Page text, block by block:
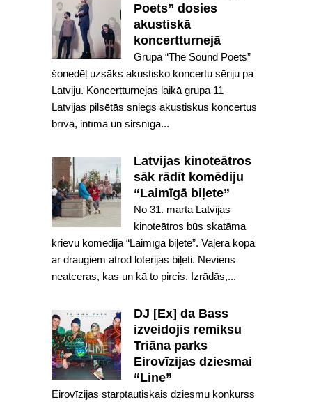
Poets” dosies
akustiskā
koncertturnejā
Grupa “The Sound Poets”
šonedēļ uzsāks akustisko koncertu sēriju pa
Latviju. Koncertturnejas laikā grupa 11
Latvijas pilsētās sniegs akustiskus koncertus
brīvā, intīmā un sirsnīgā...
Latvijas kinoteātros
sāk rādīt komēdiju
“Laimīgā biļete”
No 31. marta Latvijas
kinoteātros būs skatāma
krievu komēdija “Laimīgā biļete”. Vaļera kopā
ar draugiem atrod loterijas biļeti. Neviens
neatceras, kas un kā to pircis. Izrādās,...
DJ [Ex] da Bass
izveidojis remiksu
Triāna parks
Eirovīzijas dziesmai
“Line”
Eirovīzijas starptautiskais dziesmu konkurss